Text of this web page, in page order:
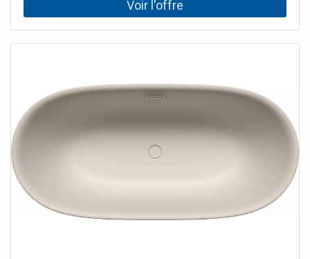
Avec débordement de conception Note d'installation :